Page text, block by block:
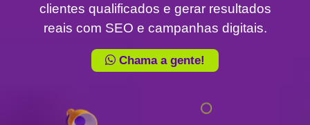
clientes qualificados e gerar resultados
reais com SEO e campanhas digitais.
Chama a gente!